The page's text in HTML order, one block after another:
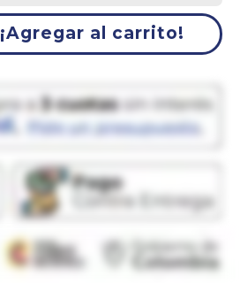
¡Agregar al carrito!